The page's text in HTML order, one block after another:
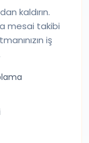
kaldırın.
mesai takibi
iş